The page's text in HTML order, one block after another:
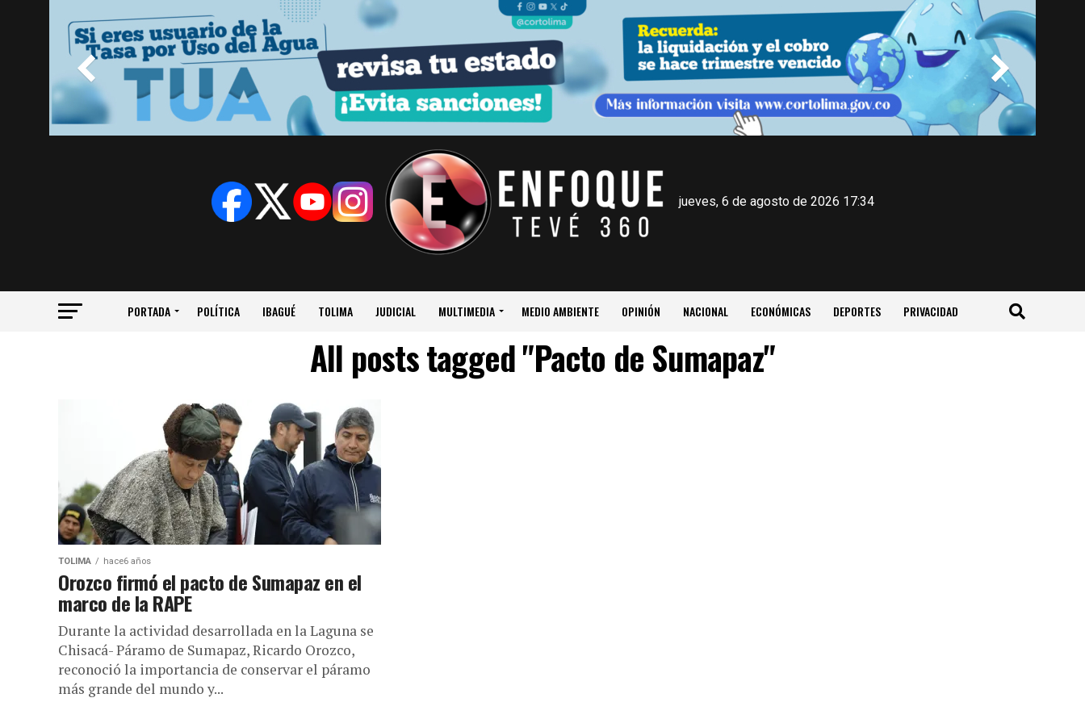
jueves, 6 de agosto de 2026 17:34
PORTADA POLÍTICA IBAGUÉ TOLIMA JUDICIAL MULTIMEDIA MEDIO AMBIENTE OPINIÓN NACIONAL ECONÓMICAS DEPORTES PRIVACIDAD
All posts tagged "Pacto de Sumapaz"
TOLIMA hace6 años
Orozco firmó el pacto de Sumapaz en el
marco de la RAPE
Durante la actividad desarrollada en la Laguna se
Chisacá- Páramo de Sumapaz, Ricardo Orozco,
reconoció la importancia de conservar el páramo
más grande del mundo y...